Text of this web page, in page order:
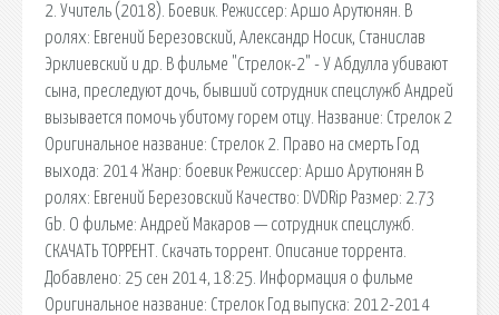
2. Учитель (2018). Боевик. Режиссер: Аршо Арутюнян. В
ролях: Евгений Березовский, Александр Носик, Станислав
Эрклиевский и др. В фильме "Стрелок-2" - У Абдулла убивают
сына, преследуют дочь, бывший сотрудник спецслужб Андрей
вызывается помочь убитому горем отцу. Название: Стрелок 2
Оригинальное название: Стрелок 2. Право на смерть Год
выхода: 2014 Жанр: боевик Режиссер: Аршо Арутюнян В
ролях: Евгений Березовский Качество: DVDRip Размер: 2.73
Gb. О фильме: Андрей Макаров — сотрудник спецслужб.
СКАЧАТЬ ТОРРЕНТ. Скачать торрент. Описание торрента.
Добавлено: 25 сен 2014, 18:25. Информация о фильме
Оригинальное название: Стрелок Год выпуска: 2012-2014